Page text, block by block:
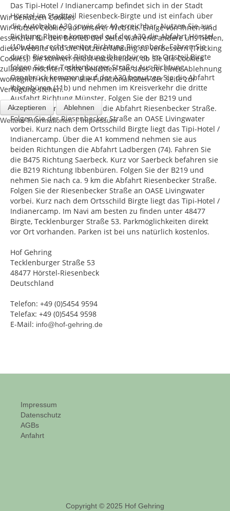
Das Tipi-Hotel / Indianercamp befindet sich in der Stadt
Hörstel im Stadtteil Riesenbeck-Birgte und ist einfach über
die Autobahn A30 sowie der A1 erreichbar. Nutzen Sie aus
Richtung Rheine kommend auf der A30 die Abfahrt Hörstel
(10), dann rechts weiter Richtung Riesenbeck. Fahren Sie
durch Riesenbeck Richtung Ibbenbüren. Im Ortsteil Birgte
folgen Sie der Tecklenburger Straße. Aus Richtung
Osnabrück kommend auf der A30 benutzen Sie die Abfahrt
Ibbenbüren (11b) und nehmen im Kreisverkehr die dritte
Ausfahrt Richtung Münster. Folgen Sie der B219 und
nehmen Sie nach ca. 3 km die Abfahrt Riesenbecker Straße.
Folgen Sie der Riesenbecker Straße an OASE Livingwater
vorbei. Kurz nach dem Ortsschild Birgte liegt das Tipi-Hotel /
Indianercamp. Über die A1 kommend nehmen sie aus
beiden Richtungen die Abfahrt Ladbergen (74). Fahren Sie
die B475 Richtung Saerbeck. Kurz vor Saerbeck befahren sie
die B219 Richtung Ibbenbüren. Folgen Sie der B219 und
nehmen Sie nach ca. 9 km die Abfahrt Riesenbecker Straße.
Folgen Sie der Riesenbecker Straße an OASE Livingwater
vorbei. Kurz nach dem Ortsschild Birgte liegt das Tipi-Hotel /
Indianercamp. Im Navi am besten zu finden unter 48477
Birgte, Tecklenburger Straße 53. Parkmöglichkeiten direkt
vor Ort vorhanden. Parken ist bei uns natürlich kostenlos.
Hof Gehring
Tecklenburger Straße 53
48477 Hörstel-Riesenbeck
Deutschland
Telefon: +49 (0)5454 9594
Telefax: +49 (0)5454 9598
E-Mail: info@hof-gehring.de
Impressum
Datenschutz
AGBs
Anfahrt
Copyright © 2025 Hof Gehring
Wir benutzen Cookies
Wir nutzen Cookies auf unserer Website. Einige von ihnen sind
essenziell für den Betrieb der Seite, während andere uns helfen,
diese Website und die Nutzererfahrung zu verbessern (Tracking
Cookies). Sie können selbst entscheiden, ob Sie die Cookies
zulassen möchten. Bitte beachten Sie, dass bei einer Ablehnung
womöglich nicht mehr alle Funktionalitäten der Seite zur
Verfügung stehen.
Akzeptieren
Ablehnen
Weitere Informationen|Impressum